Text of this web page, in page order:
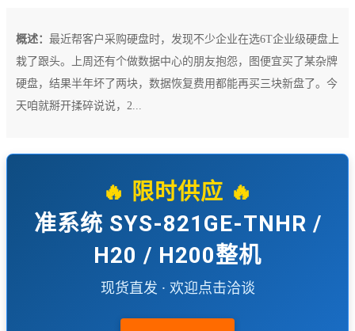
概述： 最近帮客户采购硬盘时，发现不少企业在选6T企业级硬盘上
栽了跟头。上周还有个做数据中心的朋友抱怨，图便宜买了某杂牌
硬盘，结果半年坏了两块，数据恢复费用都能再买三块新盘了。今
天咱就掰开揉碎说说，2...
🔥 限时供应 🔥
准系统 SYS-821GE-TNHR /
H20 / H200整机
现货直发 · 欢迎点击洽谈